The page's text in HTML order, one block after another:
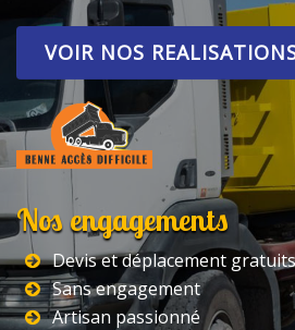
VOIR NOS
Nos engagements
Devis et déplacement gratuits
Sans engagement
Artisan passionné